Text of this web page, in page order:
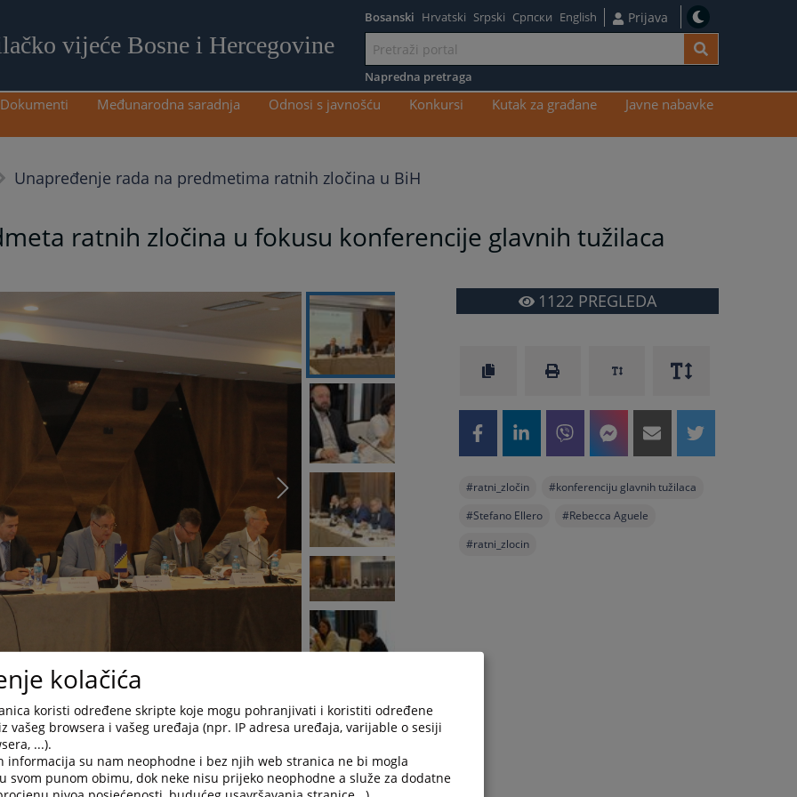
vijeće Bosne i Hercegovine
sadržaj
Bosanski Hrvatski Srpski Српски English Prijava
Napredna pretraga
Dokumenti Međunarodna saradnja Odnosi s javnošću Konkursi Kutak za građane
Javne nabavke
Unapređenje rada na predmetima ratnih zločina u BiH
ratnih zločina u fokusu konferencije glavnih tužilaca
Bosne i Hercegovine (VSTV BiH) danas je u Sarajevu
tokom koje je razgovarano o sveobuhvatnim aspektima
provedbe Revidirane državne strategije za rad na
1122PREGLEDA
#ratni_zločin #konferenciju glavnih tužilaca
#Stefano Ellero #Rebecca Aguele
#ratni_zlocin
kolačića
koristi određene skripte koje mogu pohranjivati i koristiti određene
vašeg browsera i vašeg uređaja (npr. IP adresa uređaja, varijable o sesiji
...).
informacija su nam neophodne i bez njih web stranica ne bi mogla
svom punom obimu, dok neke nisu prijeko neophodne a služe za dodatne